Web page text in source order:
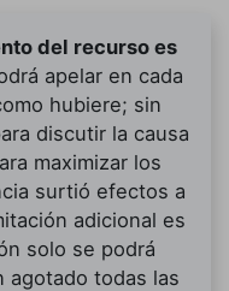
del recurso es
apelar en cada
hubiere; sin
discutir la causa
maximizar los
surtió efectos a
adicional es
solo se podrá
agotado todas las